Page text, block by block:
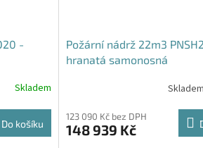
-
Skladem
Do košíku
Požární nádrž 22m3
hranatá samonosná
123 090 Kč bez DPH
148 939 Kč